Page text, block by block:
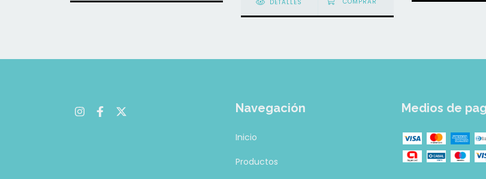
DETALLES
Navegación
Inicio
Productos
Medios de